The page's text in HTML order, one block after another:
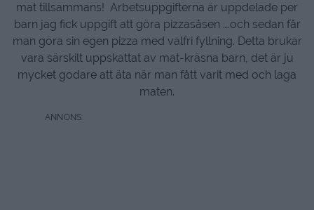
mat tillsammans! Arbetsuppgifterna är uppdelade per
barn jag fick uppgift att göra pizzasåsen ….och sedan får
man göra sin egen pizza med valfri fyllning. Detta brukar
vara särskilt uppskattat av mat-kräsna barn, det är ju
mycket godare att äta när man fått varit med och laga
maten.